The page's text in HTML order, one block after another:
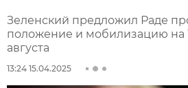
Зеленский предложил Раде
положение и мобилизацию на
августа
13:24 15.04.2025